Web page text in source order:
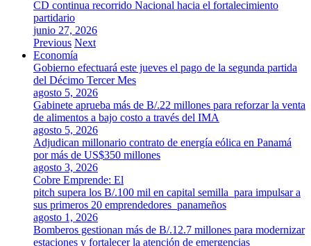
CD continua recorrido Nacional hacia el fortalecimiento
partidario
junio 27, 2026
Previous Next
Economía
Gobierno efectuará este jueves el pago de la segunda partida
del Décimo Tercer Mes
agosto 5, 2026
Gabinete aprueba más de B/.22 millones para reforzar la venta
de alimentos a bajo costo a través del IMA
agosto 5, 2026
Adjudican millonario contrato de energía eólica en Panamá
por más de US$350 millones
agosto 3, 2026
Cobre Emprende: El
pitch supera los B/.100 mil en capital semilla para impulsar a
sus primeros 20 emprendedores panameños
agosto 1, 2026
Bomberos gestionan más de B/.12.7 millones para modernizar
estaciones y fortalecer la atención de emergencias